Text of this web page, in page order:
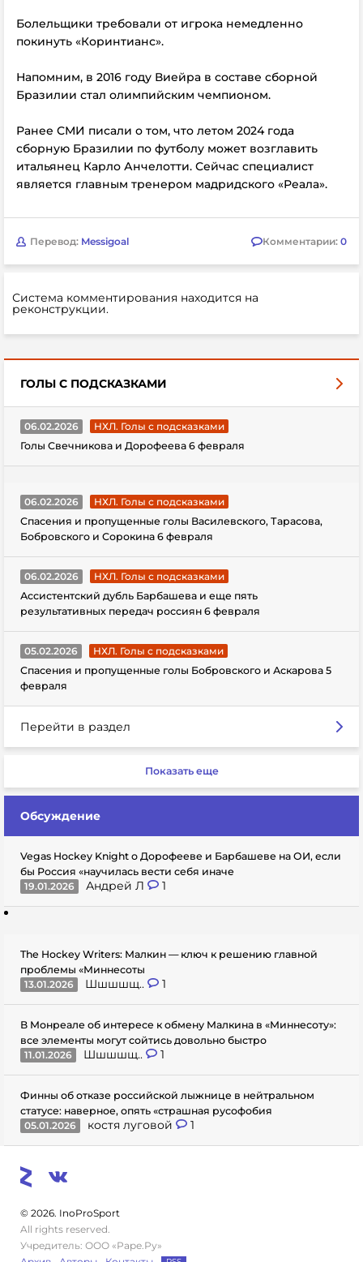
Болельщики требовали от игрока немедленно
покинуть «Коринтианс».
Напомним, в 2016 году Виейра в составе сборной
Бразилии стал олимпийским чемпионом.
Ранее СМИ писали о том, что летом 2024 года
сборную Бразилии по футболу может возглавить
итальянец Карло Анчелотти. Сейчас специалист
является главным тренером мадридского «Реала».
Перевод: Messigoal Комментарии: 0
Система комментирования находится на
реконструкции.
ГОЛЫ С ПОДСКАЗКАМИ
06.02.2026
НХЛ. Голы с подсказками
Голы Свечникова и Дорофеева 6 февраля
06.02.2026
НХЛ. Голы с подсказками
Спасения и пропущенные голы Василевского, Тарасова,
Бобровского и Сорокина 6 февраля
06.02.2026
НХЛ. Голы с подсказками
Ассистентский дубль Барбашева и еще пять
результативных передач россиян 6 февраля
05.02.2026
НХЛ. Голы с подсказками
Спасения и пропущенные голы Бобровского и Аскарова 5
февраля
Перейти в раздел
Показать еще
Обсуждение
Vegas Hockey Knight о Дорофееве и Барбашеве на ОИ, если
бы Россия «научилась вести себя иначе
19.01.2026
Андрей Л 1
The Hockey Writers: Малкин — ключ к решению главной
проблемы «Миннесоты
13.01.2026
Шшшшщ.. 1
В Монреале об интересе к обмену Малкина в «Миннесоту»:
все элементы могут сойтись довольно быстро
11.01.2026
Шшшшщ.. 1
Финны об отказе российской лыжнице в нейтральном
статусе: наверное, опять «страшная русофобия
05.01.2026
костя луговой 1
© 2026. InoProSport
All rights reserved.
Учредитель: ООО «Раре.Ру»